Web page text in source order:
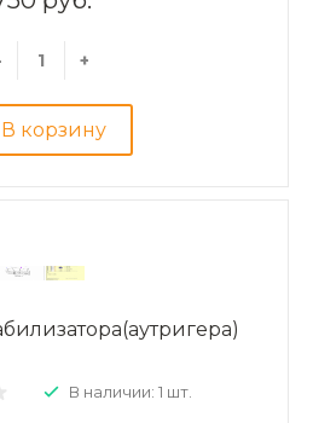
+
В корзину
В наличии: 1 шт.